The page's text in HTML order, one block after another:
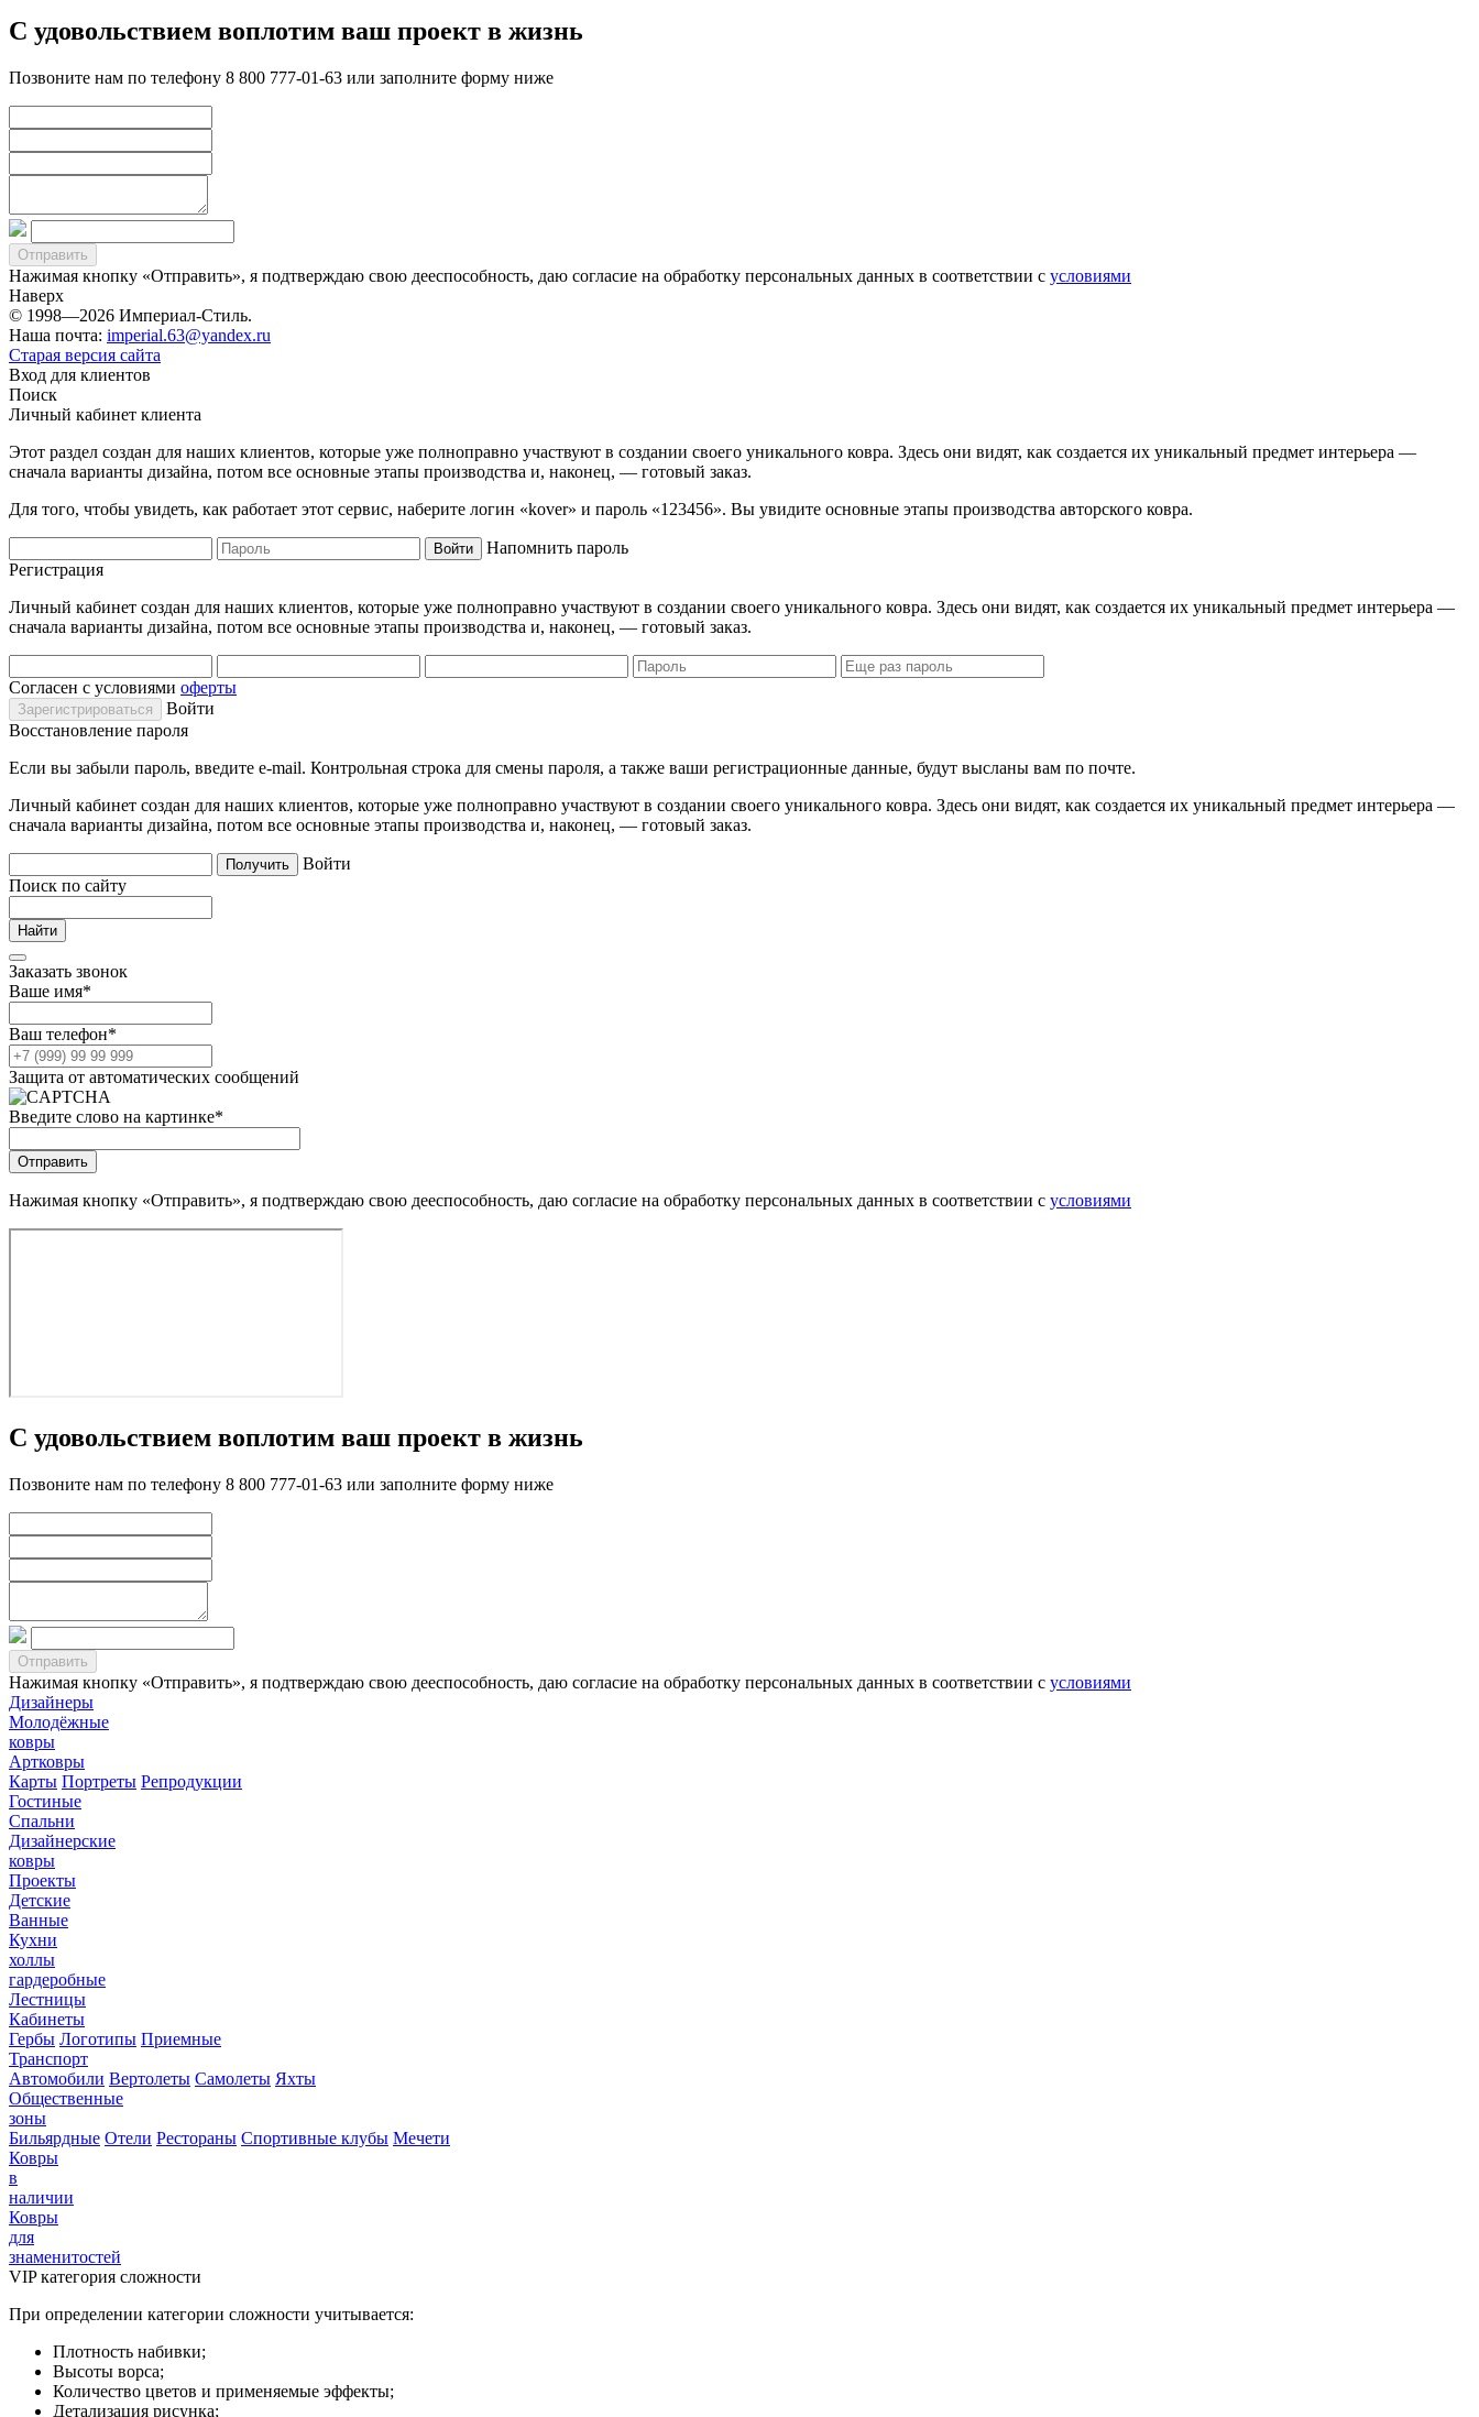
С удовольствием воплотим ваш проект в жизнь
Позвоните нам по телефону 8 800 777-01-63 или заполните форму ниже
Нажимая кнопку «Отправить», я подтверждаю свою дееспособность, даю согласие на обработку персональных данных в соответствии с условиями
Наверх
© 1998—2026 Империал-Стиль.
Наша почта: imperial.63@yandex.ru
Старая версия сайта
Вход для клиентов
Поиск
Личный кабинет клиента
Этот раздел создан для наших клиентов, которые уже полноправно участвуют в создании своего уникального ковра. Здесь они видят, как создается их уникальный предмет интерьера —
сначала варианты дизайна, потом все основные этапы производства и, наконец, — готовый заказ.
Для того, чтобы увидеть, как работает этот сервис, наберите логин «kover» и пароль «123456». Вы увидите основные этапы производства авторского ковра.
Напомнить пароль
Регистрация
Личный кабинет создан для наших клиентов, которые уже полноправно участвуют в создании своего уникального ковра. Здесь они видят, как создается их уникальный предмет интерьера —
сначала варианты дизайна, потом все основные этапы производства и, наконец, — готовый заказ.
Согласен с условиями оферты
Войти
Восстановление пароля
Если вы забыли пароль, введите e-mail. Контрольная строка для смены пароля, а также ваши регистрационные данные, будут высланы вам по почте.
Личный кабинет создан для наших клиентов, которые уже полноправно участвуют в создании своего уникального ковра. Здесь они видят, как создается их уникальный предмет интерьера —
сначала варианты дизайна, потом все основные этапы производства и, наконец, — готовый заказ.
Войти
Поиск по сайту
Заказать звонок
Ваше имя*
Ваш телефон*
Защита от автоматических сообщений
Введите слово на картинке*
Нажимая кнопку «Отправить», я подтверждаю свою дееспособность, даю согласие на обработку персональных данных в соответствии с условиями
С удовольствием воплотим ваш проект в жизнь
Позвоните нам по телефону 8 800 777-01-63 или заполните форму ниже
Нажимая кнопку «Отправить», я подтверждаю свою дееспособность, даю согласие на обработку персональных данных в соответствии с условиями
Дизайнеры
Молодёжные
ковры
Артковры
Карты Портреты Репродукции
Гостиные
Спальни
Дизайнерские
ковры
Проекты
Детские
Ванные
Кухни
холлы
гардеробные
Лестницы
Кабинеты
Гербы Логотипы Приемные
Транспорт
Автомобили Вертолеты Самолеты Яхты
Общественные
зоны
Бильярдные Отели Рестораны Спортивные клубы Мечети
Ковры
в
наличии
Ковры
для
знаменитостей
VIP категория сложности
При определении категории сложности учитывается:
Плотность набивки;
Высоты ворса;
Количество цветов и применяемые эффекты;
Детализация рисунка;